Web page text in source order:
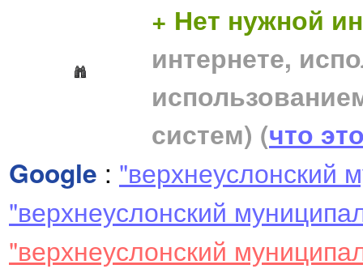
+ Нет нужной
интернете,
систем) (что
Google : "верхнеуслонский
"верхнеуслонский
"верхнеуслонский